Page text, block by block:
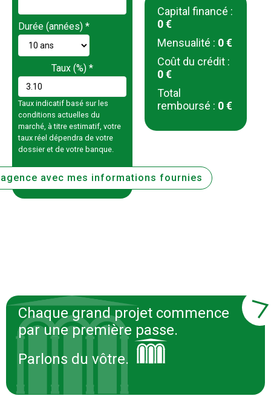
Durée (années) *
Taux (%) *
Taux indicatif basé sur les
conditions actuelles du
marché, à titre estimatif, votre
taux réel dépendra de votre
dossier et de votre banque.
avec mes informations fournies
Capital financé :
0 €
Mensualité : 0 €
Coût du crédit :
0 €
Total
remboursé : 0 €
Chaque grand projet commence
par une première passe.
Parlons du vôtre.